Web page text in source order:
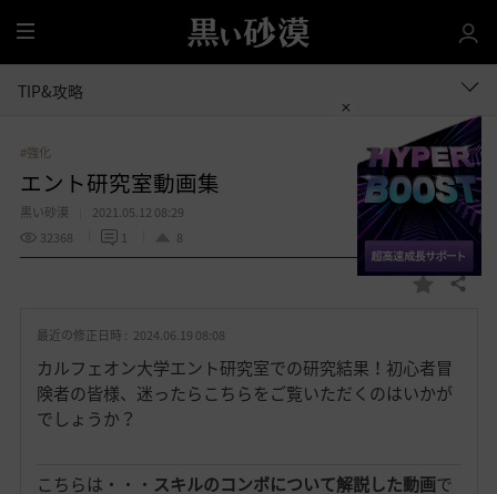
全
体
TIP&攻略
#強化
エント研究室動画集
黒い砂漠
2021.05.12 08:29
32368
1 8
お
入
り
共有する
最近の修正日時 : 2024.06.19 08:08
カルフェオン大学エント研究室での研究結果！初心者冒
険者の皆様、迷ったらこちらをご覧いただくのはいかが
でしょうか？
こちらは・・・ スキルのコンボについて解説した動画で